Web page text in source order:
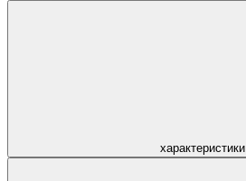
характеристики